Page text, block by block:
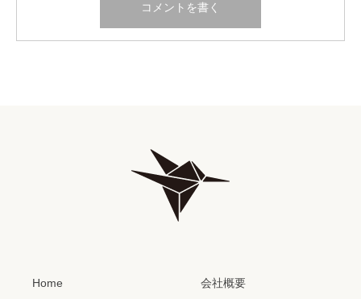
Home 会社概要